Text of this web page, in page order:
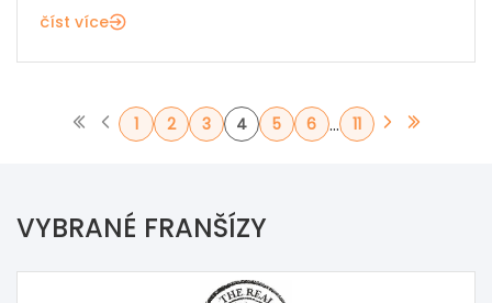
číst více
1 2 3 4 5 6 ... 11
VYBRANÉ FRANŠÍZY